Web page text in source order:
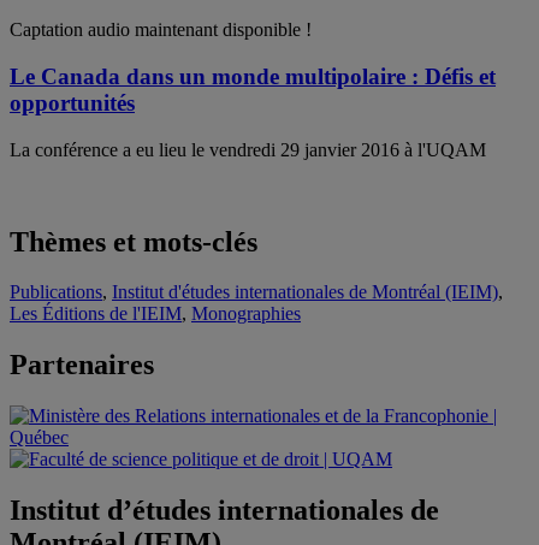
Captation audio maintenant disponible !
Le Canada dans un monde multipolaire : Défis et
opportunités
La conférence a eu lieu le vendredi 29 janvier 2016 à l'UQAM
Thèmes et mots-clés
Publications, Institut d'études internationales de Montréal (IEIM),
Les Éditions de l'IEIM, Monographies
Partenaires
Institut d’études internationales de